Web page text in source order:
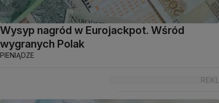
Wysyp nagród w Eurojackpot. Wśród
wygranych Polak
PIENIĄDZE